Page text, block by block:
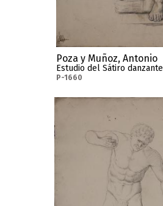
Poza y Muñoz, Antonio
Estudio del Sátiro danzante
P-1660